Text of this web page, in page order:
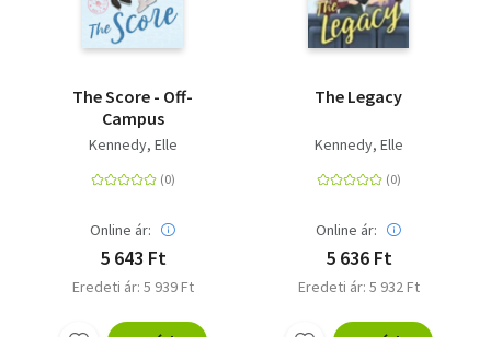
The Score - Off-
Campus
Kennedy, Elle
Online ár:
5 643 Ft
Eredeti ár: 5 939 Ft
The Legacy
Kennedy, Elle
Online ár:
5 636 Ft
Eredeti ár: 5 932 Ft